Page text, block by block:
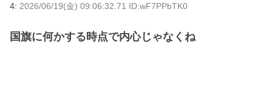
4: 2026/06/19(金) 09:06:32.71 ID:wF7PPbTK0
国旗に何かする時点で内心じゃなくね